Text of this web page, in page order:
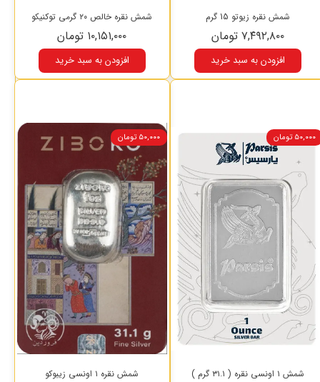
شمش نقره زیوتو 15 گرم
۷,۴۹۲,۸۰۰ تومان
افزودن به سبد خرید
شمش نقره خالص ۲۰ گرمی توکنیکو
۱۰,۱۵۱,۰۰۰ تومان
افزودن به سبد خرید
شمش ۱ اونسی نقره ( ۳۱.۱ گرم )
۵۰,۰۰۰ تومان
شمش نقره ۱ اونسی زیبوکو
۵۰,۰۰۰ تومان